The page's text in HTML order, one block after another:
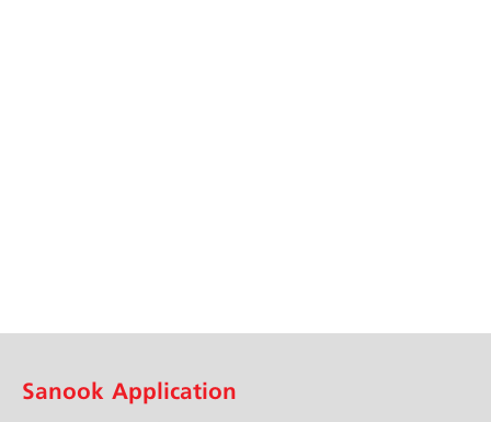
Sanook Application